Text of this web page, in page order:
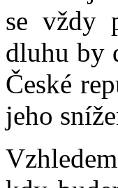
se vždy
dluhu by
České
jeho